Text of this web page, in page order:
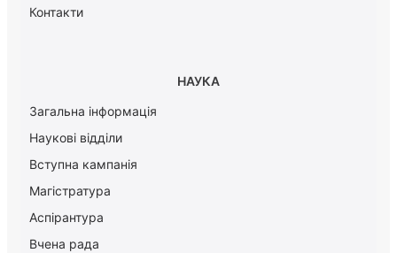
Контакти
НАУКА
Загальна інформація
Наукові відділи
Вступна кампанія
Магістратура
Аспірантура
Вчена рада